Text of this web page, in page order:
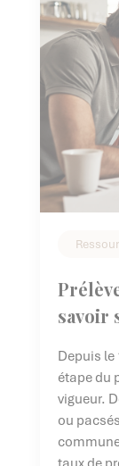
savoir
Depuis
étape du
vigueur.
ou